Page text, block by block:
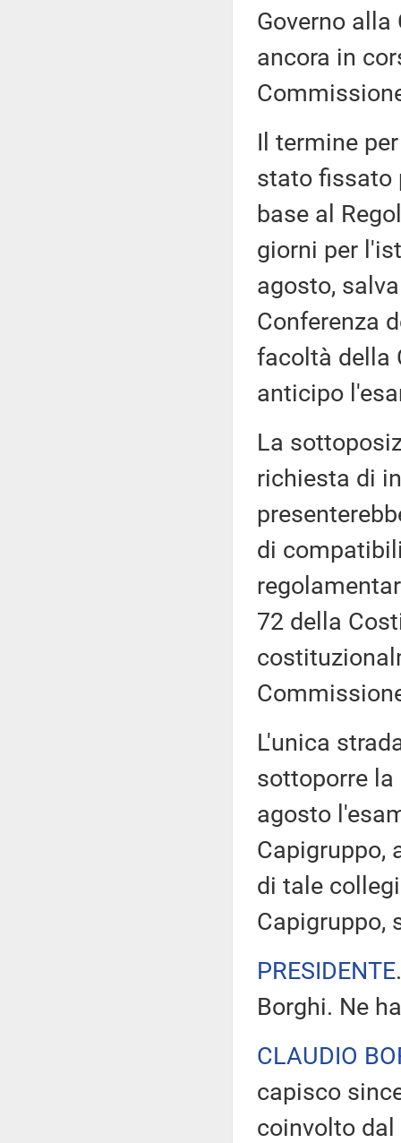
Governo
ancora in
Il termine
stato fissato
base al
giorni per
agosto,
Conferenza
facoltà della
anticipo
La
richiesta di
di
72 della
L'unica
sottoporre
agosto
Capigruppo,
di tale
Capigruppo,
PRESIDENTE
Borghi. Ne
CLAUDIO
capisco
coinvolto dal